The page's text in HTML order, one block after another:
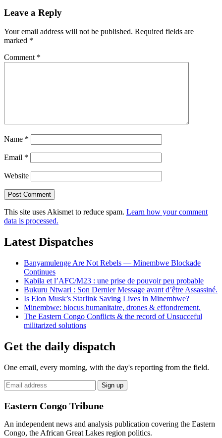
Leave a Reply
Your email address will not be published. Required fields are
marked *
Comment *
Name *
Email *
Website
This site uses Akismet to reduce spam. Learn how your comment
data is processed.
Latest Dispatches
Banyamulenge Are Not Rebels — Minembwe Blockade
Continues
Kabila et l’AFC/M23 : une prise de pouvoir peu probable
Bukuru Ntwari : Son Dernier Message avant d’être Assassiné.
Is Elon Musk’s Starlink Saving Lives in Minembwe?
Minembwe: blocus humanitaire, drones & effondrement.
The Eastern Congo Conflicts & the record of Unsucceful
militarized solutions
Get the daily dispatch
One email, every morning, with the day's reporting from the field.
Email
address
Sign up
Eastern Congo Tribune
An independent news and analysis publication covering the Eastern
Congo, the African Great Lakes region politics.